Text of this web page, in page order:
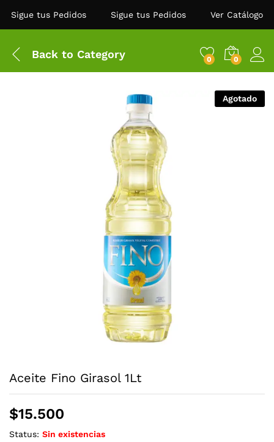
Sigue tus Pedidos Sigue tus Pedidos Ver Catálogo
Back to Category 0 0
Agotado
Aceite Fino Girasol 1Lt
$15.500
Status: Sin existencias